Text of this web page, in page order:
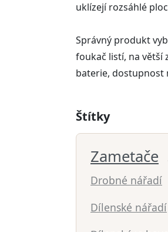
uklízejí rozsáhlé
Správný produkt
foukač listí, na větší
baterie, dostupnost
Štítky
Zametače
Drobné nářadí
Dílenské nářadí